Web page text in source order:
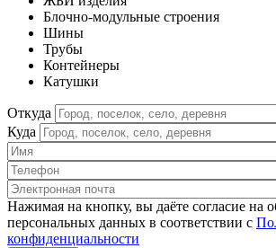
Блочно-модульные строения
Шины
Трубы
Контейнеры
Катушки
Откуда
Куда
Нажимая на кнопку, вы даёте согласие на
персональных данных в соответствии c
конфиденциальности